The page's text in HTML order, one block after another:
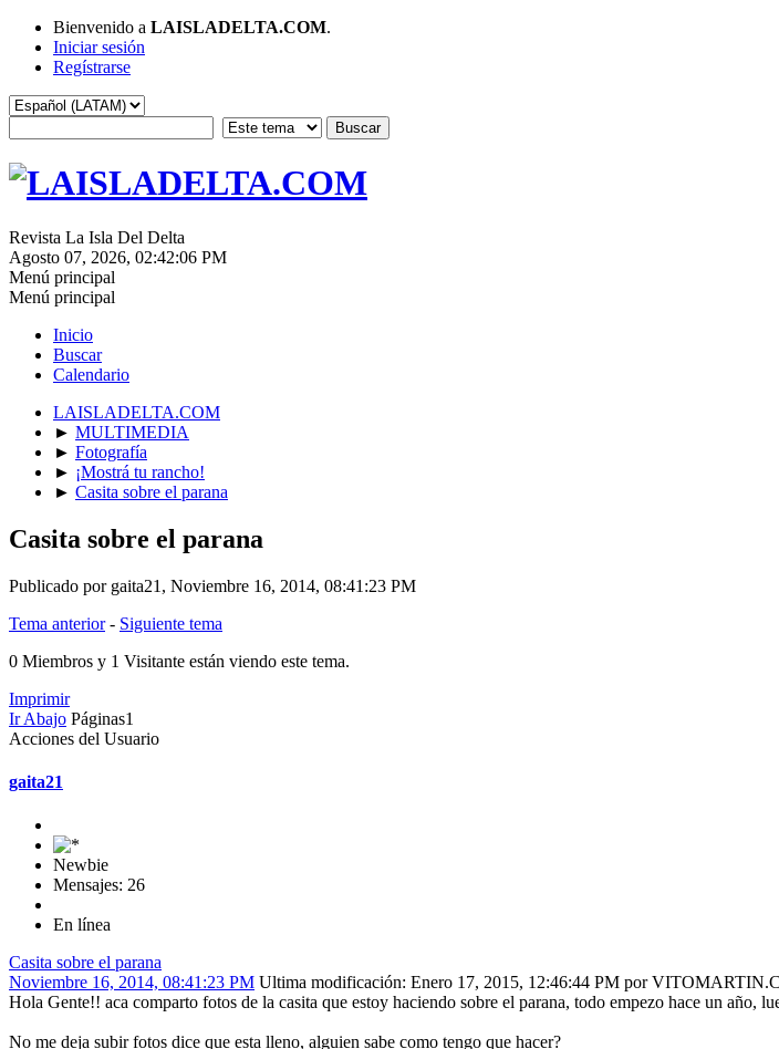
Bienvenido a LAISLADELTA.COM.
Iniciar sesión
Regístrarse
Revista La Isla Del Delta
Agosto 07, 2026, 02:42:06 PM
Menú principal
Menú principal
Inicio
Buscar
Calendario
LAISLADELTA.COM
► MULTIMEDIA
► Fotografía
► ¡Mostrá tu rancho!
► Casita sobre el parana
Casita sobre el parana
Publicado por gaita21, Noviembre 16, 2014, 08:41:23 PM
Tema anterior- Siguiente tema
0 Miembros y 1 Visitante están viendo este tema.
Imprimir
Ir Abajo Páginas1
Acciones del Usuario
gaita21
Newbie
Mensajes: 26
En línea
Casita sobre el parana
Noviembre 16, 2014, 08:41:23 PM Ultima modificación: Enero 17, 2015, 12:46:44 PM por
Hola Gente!! aca comparto fotos de la casita que estoy haciendo sobre el parana, todo empezo hace un año,
No me deja subir fotos dice que esta lleno, alguien sabe como tengo que hacer?